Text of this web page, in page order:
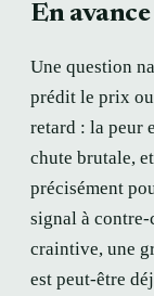
En
Une question
prédit le prix
retard : la peur
chute brutale,
précisément
signal à
craintive, une
est peut-être